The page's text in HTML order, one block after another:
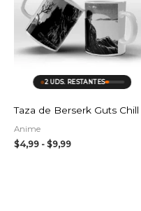
2 UDS. RESTANTES
Taza de Berserk Guts Chill
Anime
$4,99 - $9,99
$4,99
hasta
$9,99